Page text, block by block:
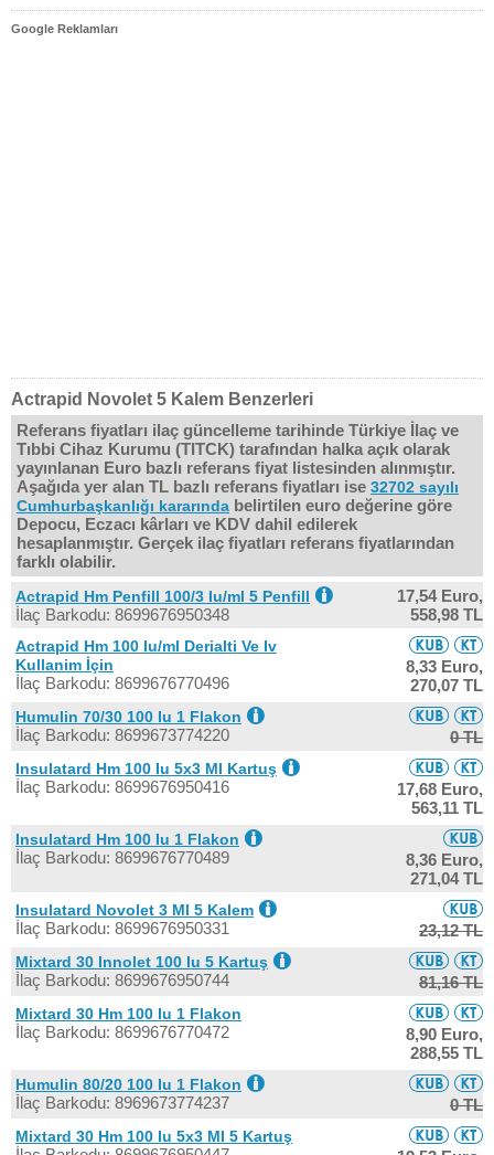
Google Reklamları
Actrapid Novolet 5 Kalem Benzerleri
Referans fiyatları ilaç güncelleme tarihinde Türkiye İlaç ve
Tıbbi Cihaz Kurumu (TITCK) tarafından halka açık olarak
yayınlanan Euro bazlı referans fiyat listesinden alınmıştır.
Aşağıda yer alan TL bazlı referans fiyatları ise 32702 sayılı
Cumhurbaşkanlığı kararında belirtilen euro değerine göre
Depocu, Eczacı kârları ve KDV dahil edilerek
hesaplanmıştır. Gerçek ilaç fiyatları referans fiyatlarından
farklı olabilir.
Actrapid Hm Penfill 100/3 Iu/ml 5 Penfill
İlaç Barkodu: 8699676950348
17,54 Euro,
558,98 TL
Actrapid Hm 100 Iu/ml Derialti Ve Iv
Kullanim İçin
İlaç Barkodu: 8699676770496
8,33 Euro,
270,07 TL
Humulin 70/30 100 Iu 1 Flakon
İlaç Barkodu: 8699673774220 0 TL
Insulatard Hm 100 Iu 5x3 Ml Kartuş
İlaç Barkodu: 8699676950416
17,68 Euro,
563,11 TL
Insulatard Hm 100 Iu 1 Flakon
İlaç Barkodu: 8699676770489
8,36 Euro,
271,04 TL
Insulatard Novolet 3 Ml 5 Kalem
İlaç Barkodu: 8699676950331 23,12 TL
Mixtard 30 Innolet 100 Iu 5 Kartuş
İlaç Barkodu: 8699676950744 81,16 TL
Mixtard 30 Hm 100 Iu 1 Flakon
İlaç Barkodu: 8699676770472
8,90 Euro,
288,55 TL
Humulin 80/20 100 Iu 1 Flakon
İlaç Barkodu: 8969673774237 0 TL
Mixtard 30 Hm 100 Iu 5x3 Ml 5 Kartuş